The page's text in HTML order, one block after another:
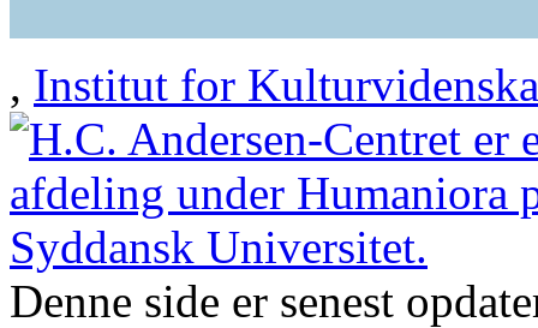
, Institut for
Denne side er senest